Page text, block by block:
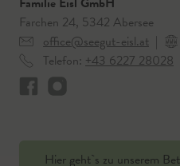
Farchen 24, 5342 Abersee
office@seegut-eisl.at |
Telefon: +43 6227 28028
Hier geht`s zu unserem